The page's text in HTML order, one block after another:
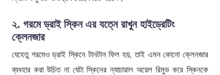
২. গরমে ড্রাই স্কিন এর যত্নে রাখুন হাইড্রেটিং
ক্লেনজার
যেহেতু গরমেও ড্রাই স্কিনে টানটান ফিল হয়, তাই এমন কোনো ক্লেনজার
ব্যবহার করা উচিত না যেটা স্কিনের ন্যাচারাল অয়েল রিমুভ করে স্কিনকে